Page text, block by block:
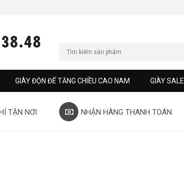
GIÀY ĐỘN ĐẾ TĂNG CHIỀU CAO NAM GIÀY SALE
TẬN NƠI NHẬN HÀNG THANH TOÁN